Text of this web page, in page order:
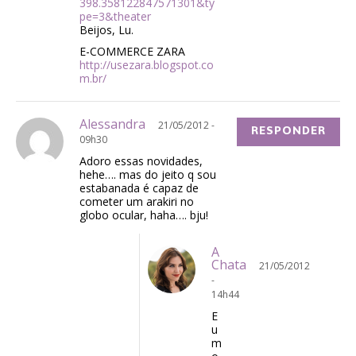
398.358122847571301&ty
pe=3&theater
Beijos, Lu.
E-COMMERCE ZARA
http://usezara.blogspot.co
m.br/
Alessandra
21/05/2012 -
09h30
Adoro essas novidades,
hehe…. mas do jeito q sou
estabanada é capaz de
cometer um arakiri no
globo ocular, haha…. bju!
RESPONDER
A
Chata
21/05/2012
-
14h44
E
u
m